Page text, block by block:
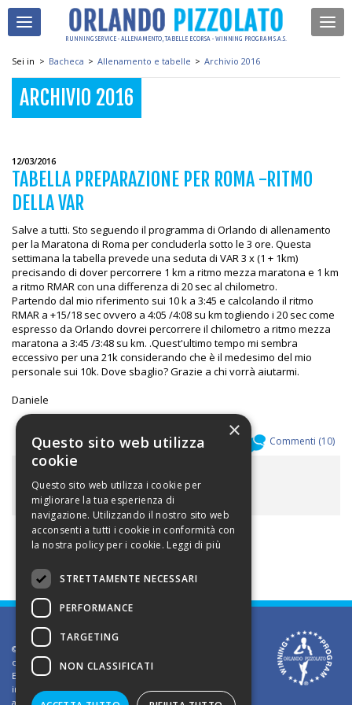
RUNNING SERVICE - ALLENAMENTO, TABELLE E CORSA - WINNING PROGRAM S.A.S.
Sei in > Bacheca > Allenamento e tabelle > Archivio 2016
ARCHIVIO 2016
12/03/2016
TABELLA PREPARAZIONE PER ROMA -RITMO
DELLA VAR
Salve a tutti. Sto seguendo il programma di Orlando di allenamento
per la Maratona di Roma per concluderla sotto le 3 ore. Questa
settimana la tabella prevede una seduta di VAR 3 x (1 + 1km)
precisando di dover percorrere 1 km a ritmo mezza maratona e 1 km
a ritmo RMAR con una differenza di 20 sec al chilometro.
Partendo dal mio riferimento sui 10 k a 3:45 e calcolando il ritmo
RMAR a +15/18 sec ovvero a 4:05 /4:08 su km togliendo i 20 sec come
espresso da Orlando dovrei percorrere il chilometro a ritmo mezza
maratona a 3:45 /3:48 su km. .Quest'ultimo tempo mi sembra
eccessivo per una 21k considerando che è il medesimo del mio
personale sui 10k. Dove sbaglio? Grazie a chi vorrà aiutarmi.
Daniele
Allegati ( Commenti (10)
ALLEGATI
©2002 Informativa sui diritti d'autore. Le informazioni
contenute in questo sito sono solo per uso privato.
E' vietato riprodurre o divulgare in qualsiasi forma le
informazioni contenute in questo sito, salvo previa
autorizzazione di Orlando Pizzolato
×
Questo sito web utilizza
cookie
Questo sito web utilizza i cookie per
migliorare la tua esperienza di
navigazione. Utilizzando il nostro sito web
acconsenti a tutti i cookie in conformità con
la nostra policy per i cookie. Leggi di più
STRETTAMENTE NECESSARI
PERFORMANCE
TARGETING
NON CLASSIFICATI